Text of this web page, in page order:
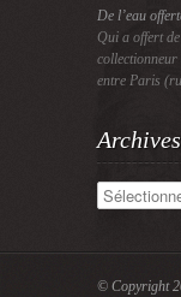
De l’eau
Qui a offert
entre Paris
Archives
Archives
© Copyright